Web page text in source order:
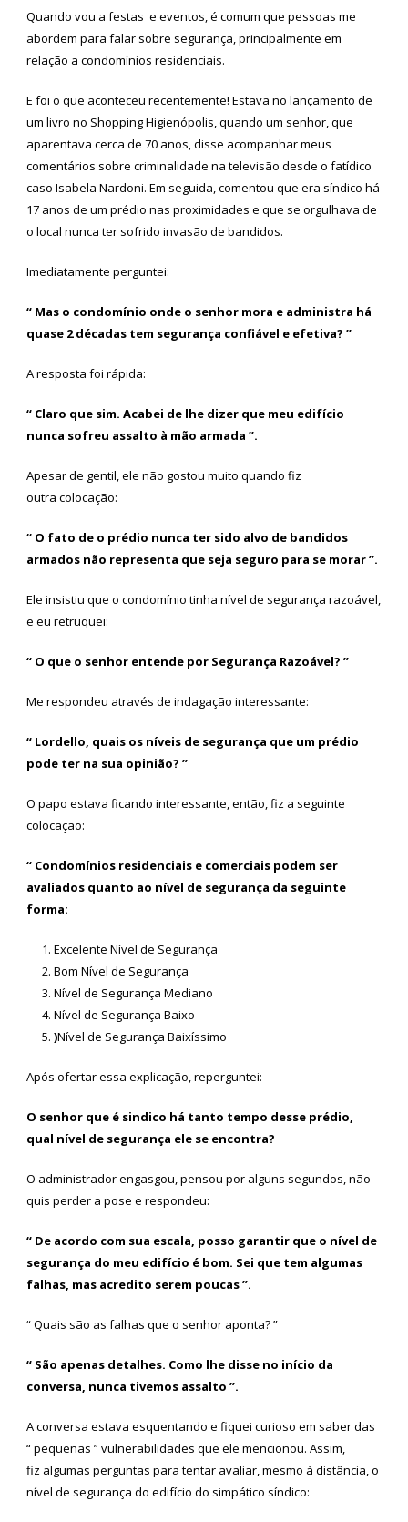
Quando vou a festas e eventos, é comum que pessoas me
abordem para falar sobre segurança, principalmente em
relação a condomínios residenciais.
E foi o que aconteceu recentemente! Estava no lançamento de
um livro no Shopping Higienópolis, quando um senhor, que
aparentava cerca de 70 anos, disse acompanhar meus
comentários sobre criminalidade na televisão desde o fatídico
caso Isabela Nardoni. Em seguida, comentou que era síndico há
17 anos de um prédio nas proximidades e que se orgulhava de
o local nunca ter sofrido invasão de bandidos.
Imediatamente perguntei:
“ Mas o condomínio onde o senhor mora e administra há
quase 2 décadas tem segurança confiável e efetiva? ”
A resposta foi rápida:
“ Claro que sim. Acabei de lhe dizer que meu edifício
nunca sofreu assalto à mão armada ”.
Apesar de gentil, ele não gostou muito quando fiz
outra colocação:
“ O fato de o prédio nunca ter sido alvo de bandidos
armados não representa que seja seguro para se morar ”.
Ele insistiu que o condomínio tinha nível de segurança razoável,
e eu retruquei:
“ O que o senhor entende por Segurança Razoável? ”
Me respondeu através de indagação interessante:
“ Lordello, quais os níveis de segurança que um prédio
pode ter na sua opinião? ”
O papo estava ficando interessante, então, fiz a seguinte
colocação:
“ Condomínios residenciais e comerciais podem ser
avaliados quanto ao nível de segurança da seguinte
forma:
Excelente Nível de Segurança
Bom Nível de Segurança
Nível de Segurança Mediano
Nível de Segurança Baixo
)Nível de Segurança Baixíssimo
Após ofertar essa explicação, reperguntei:
O senhor que é sindico há tanto tempo desse prédio,
qual nível de segurança ele se encontra?
O administrador engasgou, pensou por alguns segundos, não
quis perder a pose e respondeu:
“ De acordo com sua escala, posso garantir que o nível de
segurança do meu edifício é bom. Sei que tem algumas
falhas, mas acredito serem poucas ”.
“ Quais são as falhas que o senhor aponta? ”
“ São apenas detalhes. Como lhe disse no início da
conversa, nunca tivemos assalto ”.
A conversa estava esquentando e fiquei curioso em saber das
“ pequenas ” vulnerabilidades que ele mencionou. Assim,
fiz algumas perguntas para tentar avaliar, mesmo à distância, o
nível de segurança do edifício do simpático síndico: